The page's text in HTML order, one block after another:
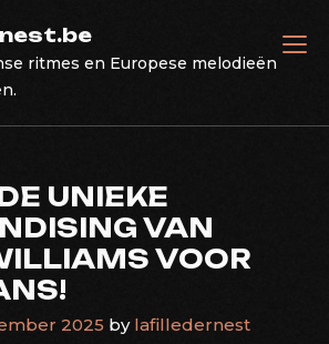
ritmes en Europese melodieën
UNIEKE
VAN
VOOR
2025 by lafilledernest